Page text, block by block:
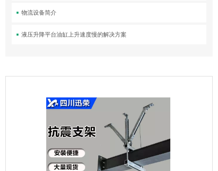
物流设备简介
液压升降平台油缸上升速度慢的解决方案